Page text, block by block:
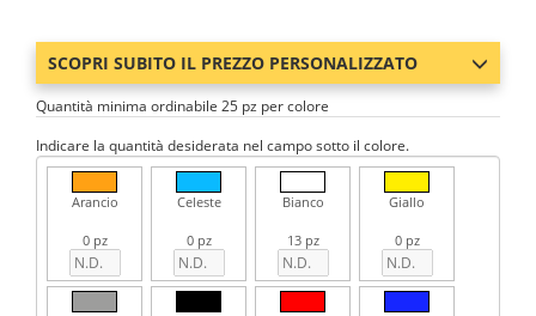
SCOPRI SUBITO IL PREZZO PERSONALIZZATO
Quantità minima ordinabile 25 pz per colore
Indicare la quantità desiderata nel campo sotto il colore.
Arancio
0 pz
Celeste
0 pz
Bianco
13 pz
Giallo
0 pz